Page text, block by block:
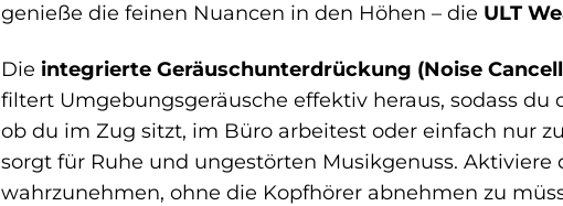
genieße die feinen Nuancen in den Höhen – die ULT
Die integrierte Geräuschunterdrückung (Noise
filtert Umgebungsgeräusche effektiv heraus, sodass
ob du im Zug sitzt, im Büro arbeitest oder einfach nur
sorgt für Ruhe und ungestörten Musikgenuss. Aktiviere
wahrzunehmen, ohne die Kopfhörer abnehmen zu